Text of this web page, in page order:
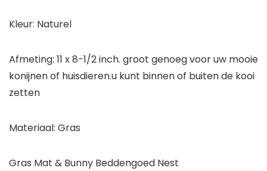
Kleur: Naturel
Afmeting: 11 x 8-1/2 inch. groot genoeg voor uw mooie
konijnen of huisdieren.u kunt binnen of buiten de kooi
zetten
Materiaal: Gras
Gras Mat & Bunny Beddengoed Nest